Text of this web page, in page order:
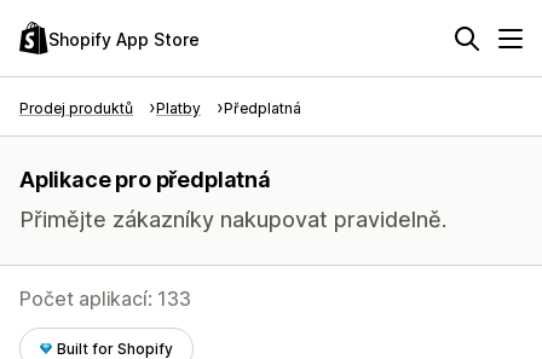
Shopify App Store
Prodej produktů Platby Předplatná
Aplikace pro předplatná
Přimějte zákazníky nakupovat pravidelně.
Počet aplikací: 133
Built for Shopify